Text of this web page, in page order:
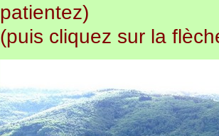
patientez)
(puis cliquez sur la